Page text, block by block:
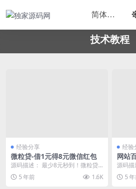
技术教程
经验分享
微粒贷-借1元得8元微信红包
源码描述： 最少8元秒到！微粒贷
最新活动借1元得8元红包，大毛速
度上，很多群友都...
5 年前 1.6K
经验
网站
送
源码描
收录
市面上
5